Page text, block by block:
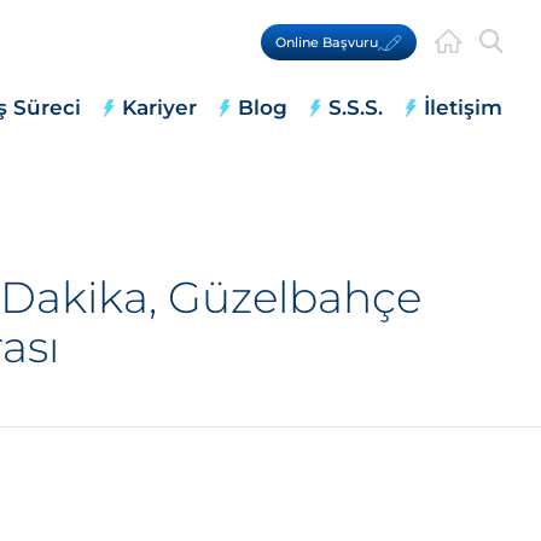
Online Başvuru
Süreci Kariyer Blog S.S.S. İletişim
Güzelbahçe